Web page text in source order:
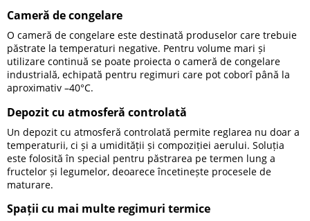
Cameră de congelare
O cameră de congelare este destinată produselor care trebuie
păstrate la temperaturi negative. Pentru volume mari și
utilizare continuă se poate proiecta o cameră de congelare
industrială, echipată pentru regimuri care pot coborî până la
aproximativ –40°C.
Depozit cu atmosferă controlată
Un depozit cu atmosferă controlată permite reglarea nu doar a
temperaturii, ci și a umidității și compoziției aerului. Soluția
este folosită în special pentru păstrarea pe termen lung a
fructelor și legumelor, deoarece încetinește procesele de
maturare.
Spații cu mai multe regimuri termice